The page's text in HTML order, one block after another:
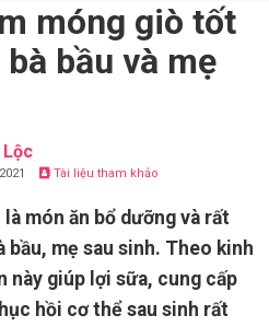
móng giò tốt
bầu và mẹ
Tài liệu tham khảo
món ăn bổ dưỡng và rất
bầu, mẹ sau sinh. Theo kinh
này giúp lợi sữa, cung cấp
hồi cơ thể sau sinh rất